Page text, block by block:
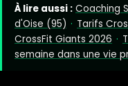
À lire aussi : Coaching
d'Oise (95) · Tarifs
CrossFit Giants 2026 ·
semaine dans une vie